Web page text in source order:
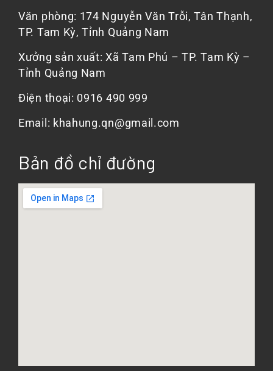
Văn phòng: 174 Nguyễn Văn Trỗi, Tân Thạnh,
TP. Tam Kỳ, Tỉnh Quảng Nam
Xưởng sản xuất: Xã Tam Phú – TP. Tam Kỳ –
Tỉnh Quảng Nam
Điện thoại: 0916 490 999
Email: khahung.qn@gmail.com
Bản đồ chỉ đường